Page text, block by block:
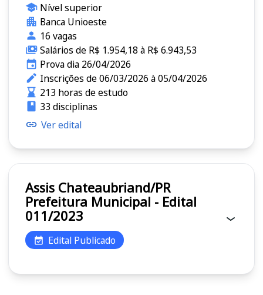
Nível superior
Banca Unioeste
16 vagas
Salários de R$ 1.954,18 à R$ 6.943,53
Prova dia 26/04/2026
Inscrições de 06/03/2026 à 05/04/2026
213 horas de estudo
33 disciplinas
Ver edital
Assis Chateaubriand/PR
Prefeitura Municipal - Edital
011/2023
Edital Publicado